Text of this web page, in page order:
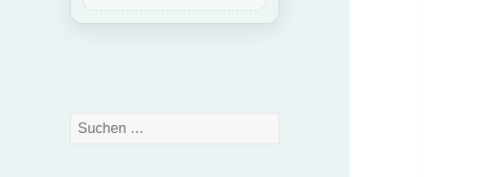
Suchen